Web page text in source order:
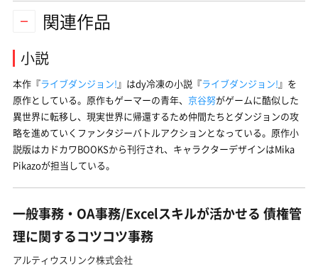
関連作品
小説
本作『ライブダンジョン! 』はdy冷凍の小説『ライブダンジョン! 』を
原作としている。原作もゲーマーの青年、 京谷努がゲームに酷似した
異世界に転移し、現実世界に帰還するため仲間たちとダンジョンの攻
略を進めていくファンタジーバトルアクションとなっている。原作小
説版はカドカワBOOKSから刊行され、キャラクターデザインはMika
Pikazoが担当している。
一般事務・OA事務/Excelスキルが活かせる 債権管
理に関するコツコツ事務
アルティウスリンク株式会社